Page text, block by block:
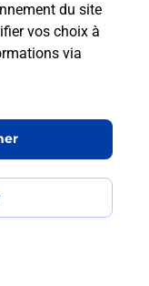
du site
vos choix à
via
acheté
lettres
faire un
sans se